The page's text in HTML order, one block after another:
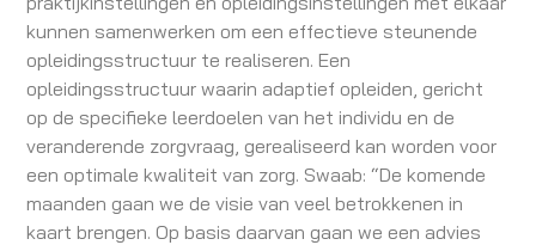
kunnen samenwerken om een effectieve steunende
opleidingsstructuur te realiseren. Een
opleidingsstructuur waarin adaptief opleiden, gericht
op de specifieke leerdoelen van het individu en de
veranderende zorgvraag, gerealiseerd kan worden voor
een optimale kwaliteit van zorg. Swaab: “De komende
maanden gaan we de visie van veel betrokkenen in
kaart brengen. Op basis daarvan gaan we een advies